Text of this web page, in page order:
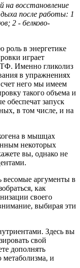
на восстановление
после работы: 1
2 - белково-
в энергетике
играет
Именно гликолиз
в упражнениях
него мы имеем
такого объема и
обеспечат запуск
в том числе, и на
в мышцах
некоторых
вы, однако не
весомые аргументы в
как
своего
выбирая эти
Здесь вы
свой
дополнять
метаболизма, и